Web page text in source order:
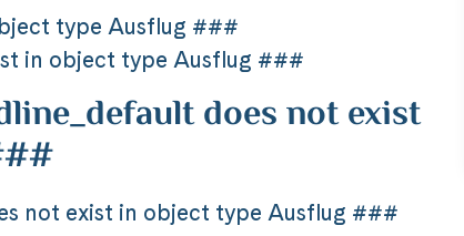
type Ausflug ###
in object type Ausflug ###
does not exist
not exist in object type Ausflug ###